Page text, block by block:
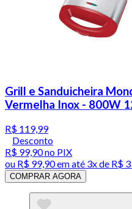
Grill e Sanduicheira
Vermelha Inox - 800W
R$ 119,99
Desconto
R$ 99,90no PIX
ou R$ 99,90em até 3x de R$
COMPRAR AGORA